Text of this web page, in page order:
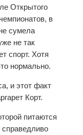
Открытого
в
сумела
не так
спорт. Хотя
нормально.
и этот факт
Корт.
питаются